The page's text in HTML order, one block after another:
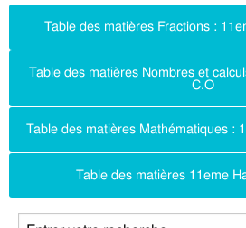
Table des matières Fractions :
Table des matières Nombres et
C.O
Table des matières Mathématiques :
Table des matières 11eme